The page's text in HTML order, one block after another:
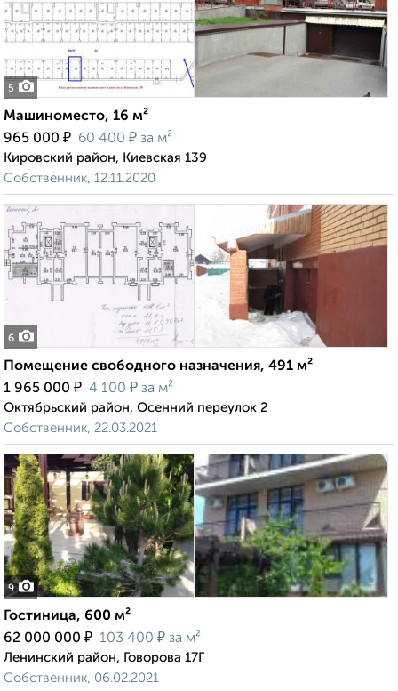
5
Машиноместо, 16 м²
965 000 ₽ 60 400 ₽ за м²
Кировский район, Киевская 139
Собственник, 12.11.2020
6
Помещение свободного назначения, 491 м²
1 965 000 ₽ 4 100 ₽ за м²
Октябрьский район, Осенний переулок 2
Собственник, 22.03.2021
9
Гостиница, 600 м²
62 000 000 ₽ 103 400 ₽ за м²
Ленинский район, Говорова 17Г
Собственник, 06.02.2021